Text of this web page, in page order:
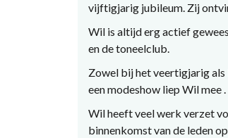
vijftigjarig jubileum. Zij
Wil is altijd erg actief
en de toneelclub.
Zowel bij het veertigjarig
een modeshow liep Wil mee .
Wil heeft veel werk verzet
binnenkomst van de leden